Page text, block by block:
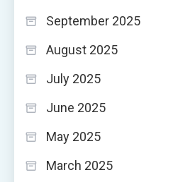
September 2025
August 2025
July 2025
June 2025
May 2025
March 2025